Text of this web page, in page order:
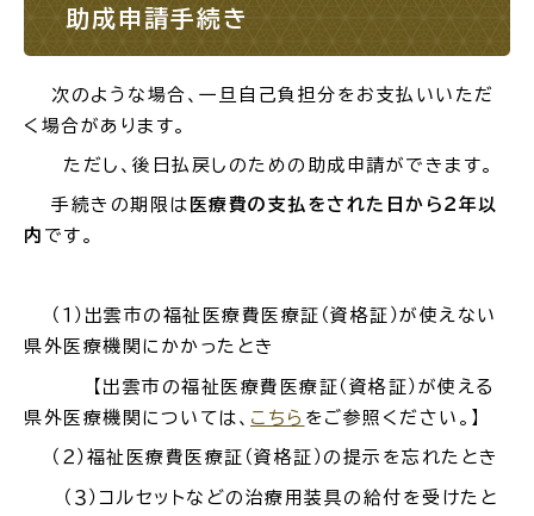
助成申請手続き
次のような場合、一旦自己負担分をお支払いいただ
く場合があります。
ただし、後日払戻しのための助成申請ができます。
手続きの期限は 医療費の支払をされた日から２年以
内 です。
（１）出雲市の福祉医療費医療証（資格証）が使えない
県外医療機関にかかったとき
【出雲市の福祉医療費医療証（資格証）が使える
県外医療機関については、 こちら をご参照ください。】
（２）福祉医療費医療証（資格証）の提示を忘れたとき
（３）コルセットなどの治療用装具の給付を受けたと